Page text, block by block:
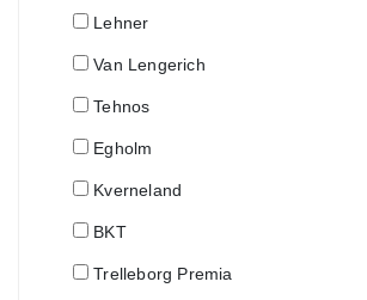
Lehner
Van Lengerich
Tehnos
Egholm
Kverneland
BKT
Trelleborg Premia